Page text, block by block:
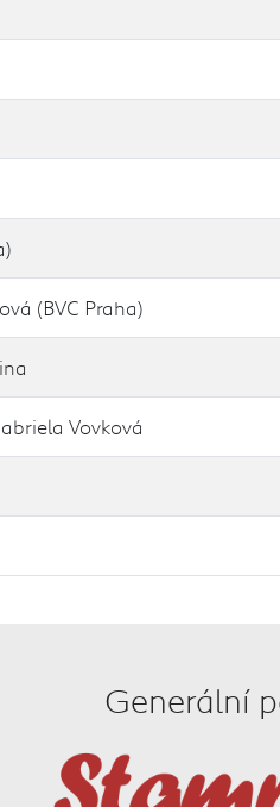
(BVC Praha)
Vovková
Generální